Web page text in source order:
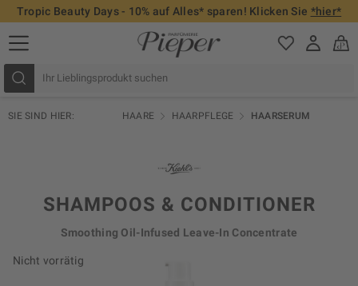
Tropic Beauty Days - 10% auf Alles* sparen! Klicken Sie *hier*
SIE SIND HIER: HAARE HAARPFLEGE HAARSERUM
Nicht vorrätig
SHAMPOOS & CONDITIONER
Smoothing Oil-Infused Leave-In Concentrate